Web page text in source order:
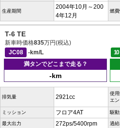
生産期間
2004年10月～200
4年12月
燃
T-6 TE
新車時価格835万円(税込)
JC08
-km/L
満タンでどこまで走る？
-km
排気量 2921cc
使
エ
ミッション フロア4AT 駆
最大出力 272ps/5400rpm 過給